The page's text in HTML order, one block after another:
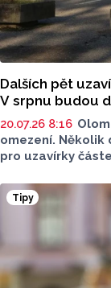
Dalších pět
V srpnu budou
20.07.26 8:16
omezení. Několik
pro uzavírky
si dát pozor?
Tipy